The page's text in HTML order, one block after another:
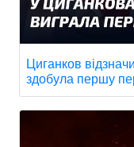
Циганков
здобула першу